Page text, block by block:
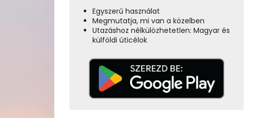
Egyszerű használat
Megmutatja, mi van a közelben
Utazáshoz nélkülözhetetlen: Magyar és
külföldi úticélok